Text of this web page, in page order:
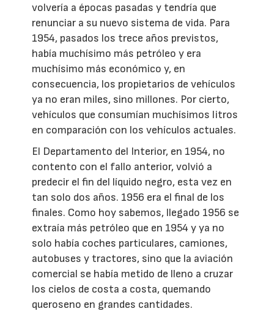
volvería a épocas pasadas y tendría que
renunciar a su nuevo sistema de vida. Para
1954, pasados los trece años previstos,
había muchísimo más petróleo y era
muchísimo más económico y, en
consecuencia, los propietarios de vehículos
ya no eran miles, sino millones. Por cierto,
vehículos que consumían muchísimos litros
en comparación con los vehículos actuales.
El Departamento del Interior, en 1954, no
contento con el fallo anterior, volvió a
predecir el fin del líquido negro, esta vez en
tan solo dos años. 1956 era el final de los
finales. Como hoy sabemos, llegado 1956 se
extraía más petróleo que en 1954 y ya no
solo había coches particulares, camiones,
autobuses y tractores, sino que la aviación
comercial se había metido de lleno a cruzar
los cielos de costa a costa, quemando
queroseno en grandes cantidades.